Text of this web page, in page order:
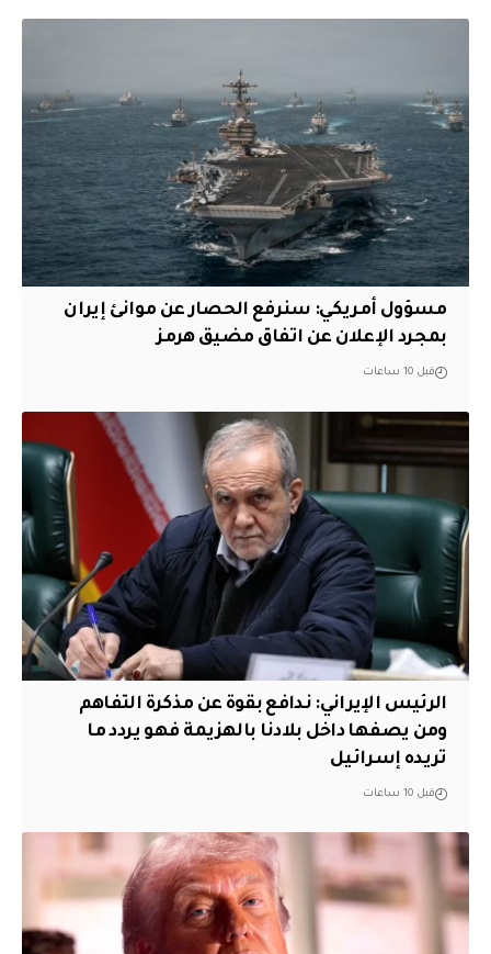
مسؤول أمريكي: سنرفع الحصار عن موانئ إيران
بمجرد الإعلان عن اتفاق مضيق هرمز
قبل 10 ساعات
الرئيس الإيراني: ندافع بقوة عن مذكرة التفاهم
ومن يصفها داخل بلادنا بالهزيمة فهو يردد ما
تريده إسرائيل
قبل 10 ساعات